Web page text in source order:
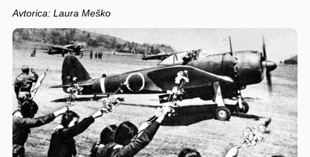
Avtorica: Laura Meško